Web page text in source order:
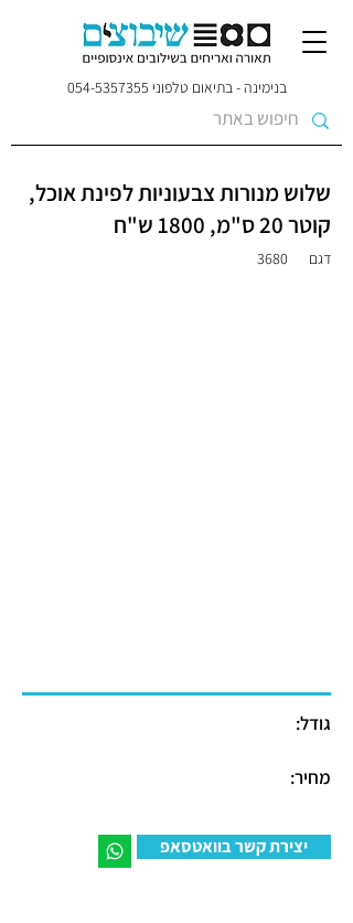
בנימינה - בתיאום טלפוני 054-5357355
שלוש מנורות צבעוניות לפינת אוכל,
קוטר 20 ס"מ, 1800 ש"ח
דגם 3680
גודל:
מחיר:
יצירת קשר בוואטסאפ